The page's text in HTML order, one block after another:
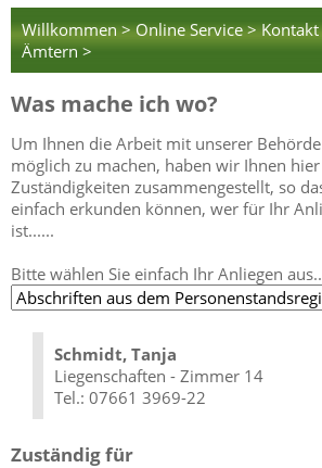
Willkommen > Online Service >
Ämtern >
Was mache ich wo?
Um Ihnen die Arbeit mit unserer
möglich zu machen, haben wir Ihnen
Zuständigkeiten zusammengestellt, so
einfach erkunden können, wer für Ihr
ist......
Bitte wählen Sie einfach Ihr Anliegen
Schmidt, Tanja
Liegenschaften - Zimmer 14
Tel.: 07661 3969-22
Zuständig für